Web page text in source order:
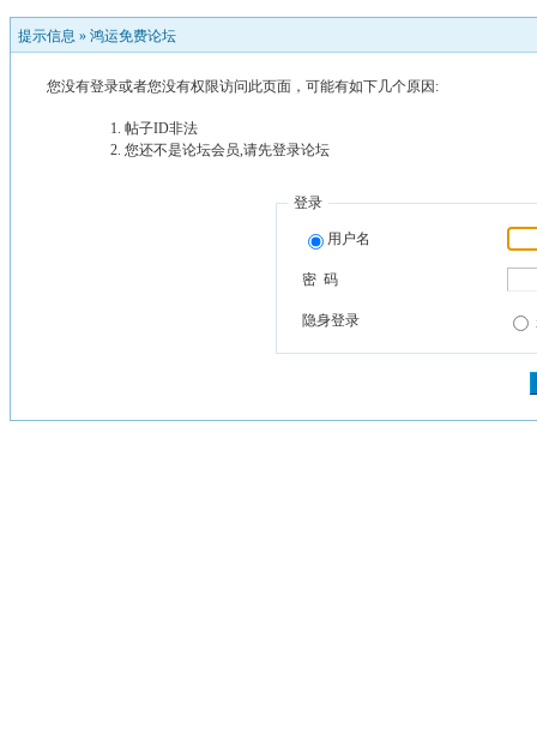
提示信息 » 鸿运免费论坛
您没有登录或者您没有权限访问此页面，可能有如下几个原因:
帖子ID非法
您还不是论坛会员,请先登录论坛
登录
用户名
密 码
隐身登录